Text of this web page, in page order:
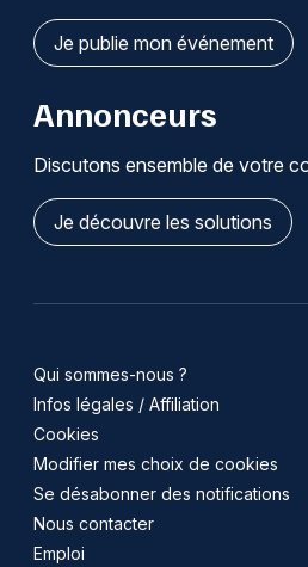
Je publie mon événement
Annonceurs
Discutons ensemble de votre
Je découvre les solutions
Qui sommes-nous ?
Infos légales / Affiliation
Cookies
Modifier mes choix de cookies
Se désabonner des notifications
Nous contacter
Emploi